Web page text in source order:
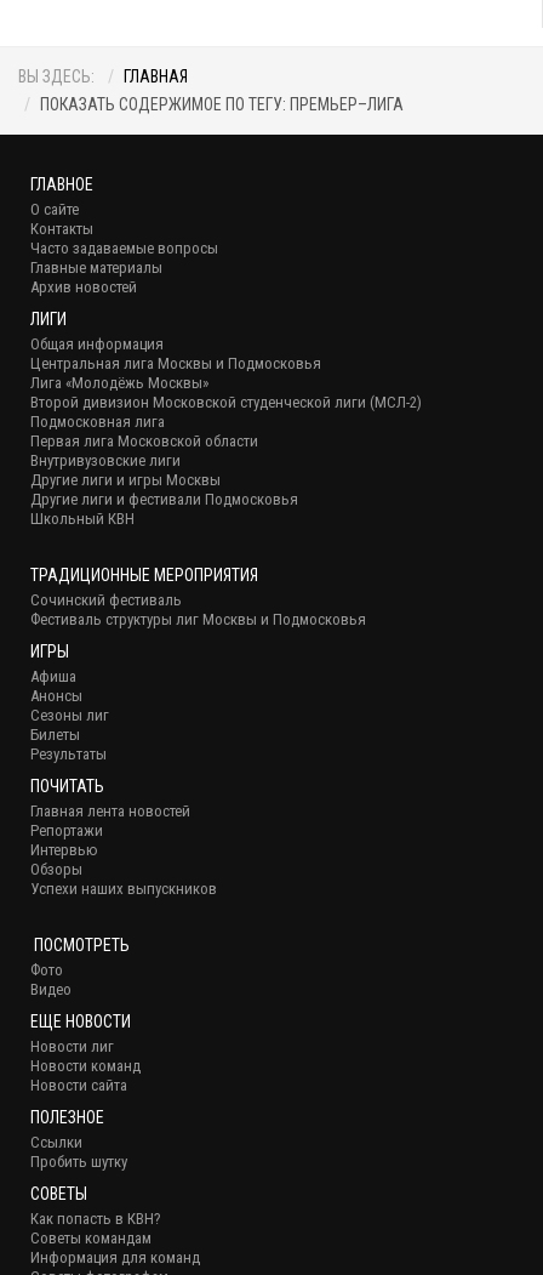
ВЫ ЗДЕСЬ:
ГЛАВНАЯ
ПОКАЗАТЬ СОДЕРЖИМОЕ ПО ТЕГУ: ПРЕМЬЕР–ЛИГА
ГЛАВНОЕ
О сайте
Контакты
Часто задаваемые вопросы
Главные материалы
Архив новостей
ЛИГИ
Общая информация
Центральная лига Москвы и Подмосковья
Лига «Молодёжь Москвы»
Второй дивизион Московской студенческой лиги (МСЛ-2)
Подмосковная лига
Первая лига Московской области
Внутривузовские лиги
Другие лиги и игры Москвы
Другие лиги и фестивали Подмосковья
Школьный КВН
ТРАДИЦИОННЫЕ МЕРОПРИЯТИЯ
Сочинский фестиваль
Фестиваль структуры лиг Москвы и Подмосковья
ИГРЫ
Афиша
Анонсы
Сезоны лиг
Билеты
Результаты
ПОЧИТАТЬ
Главная лента новостей
Репортажи
Интервью
Обзоры
Успехи наших выпускников
ПОСМОТРЕТЬ
Фото
Видео
ЕЩЕ НОВОСТИ
Новости лиг
Новости команд
Новости сайта
ПОЛЕЗНОЕ
Ссылки
Пробить шутку
СОВЕТЫ
Как попасть в КВН?
Советы командам
Информация для команд